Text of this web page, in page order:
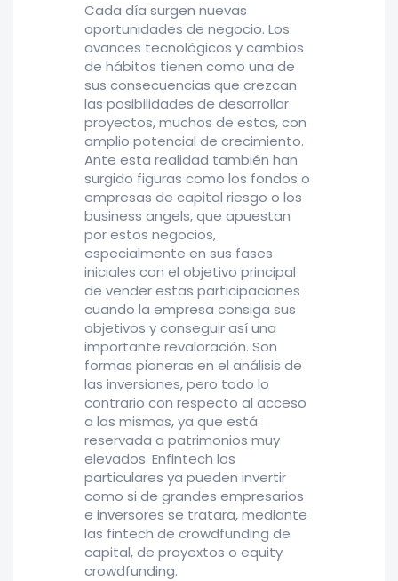
Cada día surgen nuevas
oportunidades de negocio. Los
avances tecnológicos y cambios
de hábitos tienen como una de
sus consecuencias que crezcan
las posibilidades de desarrollar
proyectos, muchos de estos, con
amplio potencial de crecimiento.
Ante esta realidad también han
surgido figuras como los fondos o
empresas de capital riesgo o los
business angels, que apuestan
por estos negocios,
especialmente en sus fases
iniciales con el objetivo principal
de vender estas participaciones
cuando la empresa consiga sus
objetivos y conseguir así una
importante revaloración. Son
formas pioneras en el análisis de
las inversiones, pero todo lo
contrario con respecto al acceso
a las mismas, ya que está
reservada a patrimonios muy
elevados. Enfintech los
particulares ya pueden invertir
como si de grandes empresarios
e inversores se tratara, mediante
las fintech de crowdfunding de
capital, de proyextos o equity
crowdfunding.